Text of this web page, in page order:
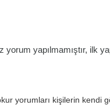
yorum yapılmamıştır, ilk
yorumları kişilerin kendi